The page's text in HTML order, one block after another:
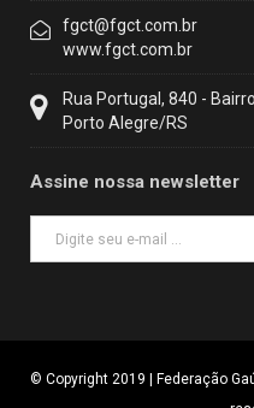
fgct@fgct.com.br
www.fgct.com.br
Rua Portugal, 840 -
Porto Alegre/RS
Assine nossa newsletter
© Copyright 2019 | Federação